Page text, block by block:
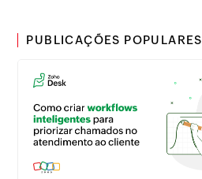
PUBLICAÇÕES POPULARES